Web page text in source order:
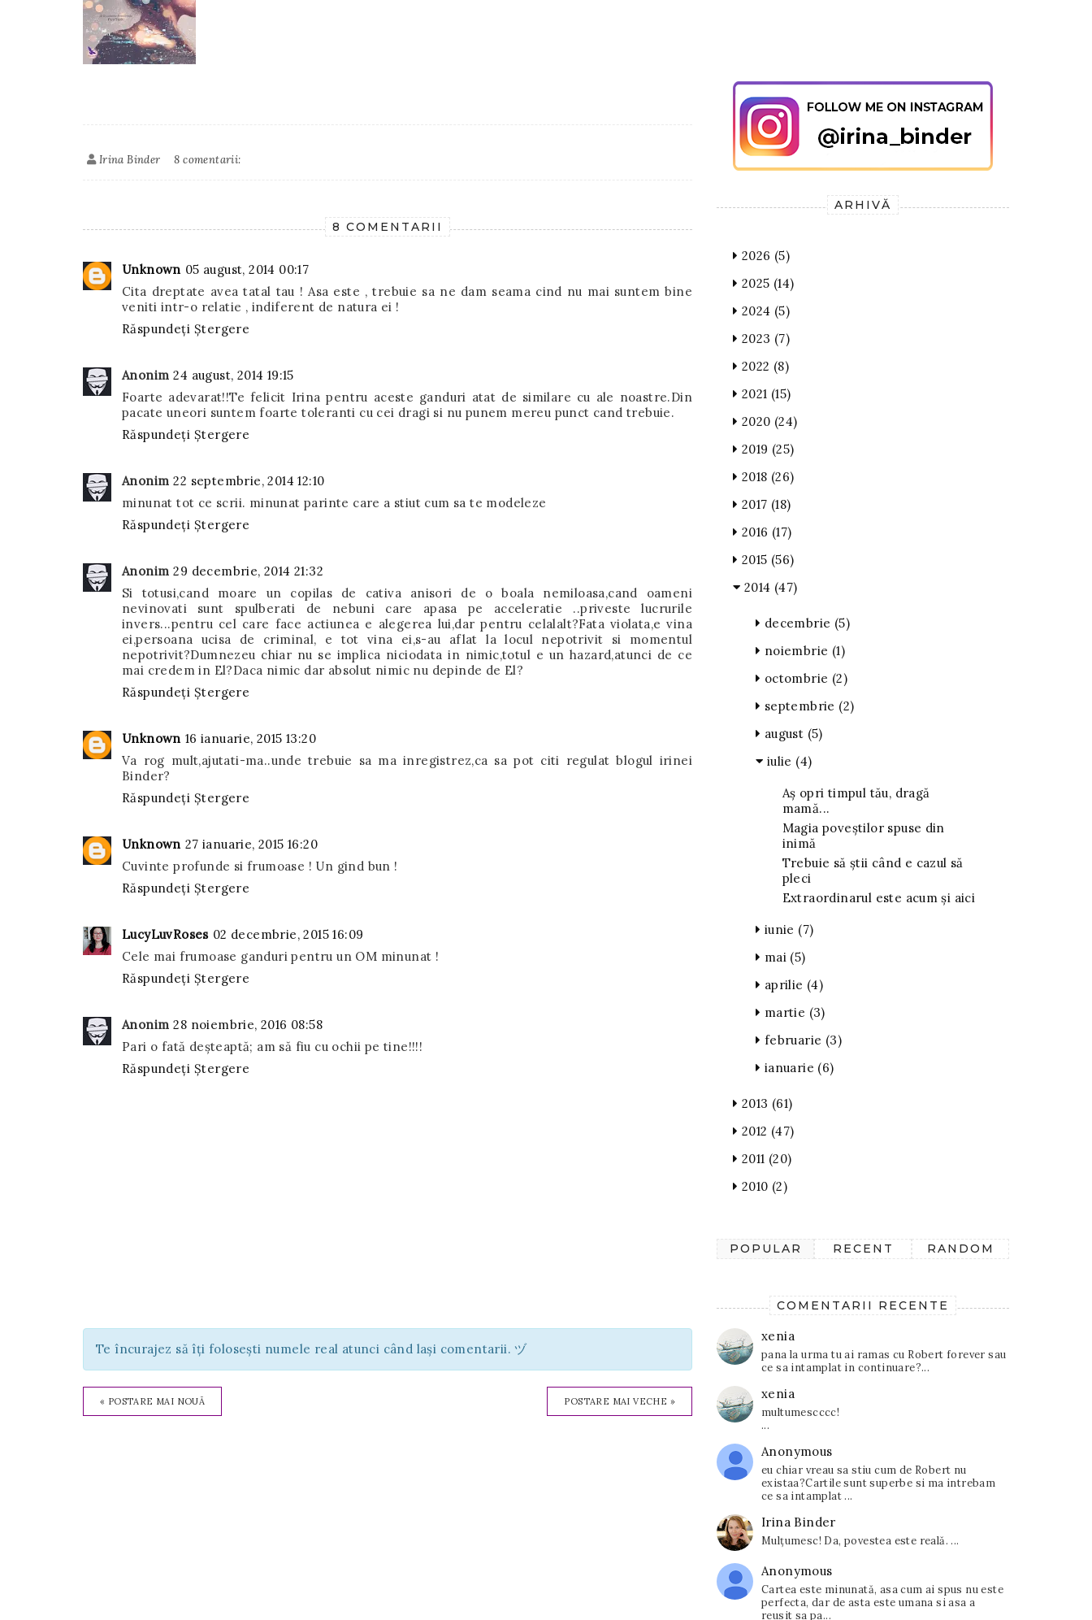
Irina Binder 8 comentarii:
8 COMENTARII
Unknown 05 august, 2014 00:17
Cita dreptate avea tatal tau ! Asa este , trebuie sa ne dam seama cind nu mai suntem bine
veniti intr-o relatie , indiferent de natura ei !
Răspundeți Ștergere
Anonim 24 august, 2014 19:15
Foarte adevarat!!Te felicit Irina pentru aceste ganduri atat de similare cu ale noastre.Din
pacate uneori suntem foarte toleranti cu cei dragi si nu punem mereu punct cand trebuie.
Răspundeți Ștergere
Anonim 22 septembrie, 2014 12:10
minunat tot ce scrii. minunat parinte care a stiut cum sa te modeleze
Răspundeți Ștergere
Anonim 29 decembrie, 2014 21:32
Si totusi,cand moare un copilas de cativa anisori de o boala nemiloasa,cand oameni
nevinovati sunt spulberati de nebuni care apasa pe acceleratie ..priveste lucrurile
invers...pentru cel care face actiunea e alegerea lui,dar pentru celalalt?Fata violata,e vina
ei,persoana ucisa de criminal, e tot vina ei,s-au aflat la locul nepotrivit si momentul
nepotrivit?Dumnezeu chiar nu se implica niciodata in nimic,totul e un hazard,atunci de ce
mai credem in El?Daca nimic dar absolut nimic nu depinde de El?
Răspundeți Ștergere
Unknown 16 ianuarie, 2015 13:20
Va rog mult,ajutati-ma..unde trebuie sa ma inregistrez,ca sa pot citi regulat blogul irinei
Binder?
Răspundeți Ștergere
Unknown 27 ianuarie, 2015 16:20
Cuvinte profunde si frumoase ! Un gind bun !
Răspundeți Ștergere
LucyLuvRoses 02 decembrie, 2015 16:09
Cele mai frumoase ganduri pentru un OM minunat !
Răspundeți Ștergere
Anonim 28 noiembrie, 2016 08:58
Pari o fată deșteaptă; am să fiu cu ochii pe tine!!!!
Răspundeți Ștergere
Te încurajez să îți folosești numele real atunci când lași comentarii. ヅ
« POSTARE MAI NOUĂ POSTARE MAI VECHE »
ARHIVĂ
2026 (5)
2025 (14)
2024 (5)
2023 (7)
2022 (8)
2021 (15)
2020 (24)
2019 (25)
2018 (26)
2017 (18)
2016 (17)
2015 (56)
2014 (47)
decembrie (5)
noiembrie (1)
octombrie (2)
septembrie (2)
august (5)
iulie (4)
Aș opri timpul tău, dragă
mamă...
Magia poveștilor spuse din
inimă
Trebuie să știi când e cazul să
pleci
Extraordinarul este acum şi aici
iunie (7)
mai (5)
aprilie (4)
martie (3)
februarie (3)
ianuarie (6)
2013 (61)
2012 (47)
2011 (20)
2010 (2)
POPULAR RECENT RANDOM
COMENTARII RECENTE
xenia
pana la urma tu ai ramas cu Robert forever sau
ce sa intamplat in continuare?...
xenia
multumescccc!
...
Anonymous
eu chiar vreau sa stiu cum de Robert nu
existaa?Cartile sunt superbe si ma intrebam
ce sa intamplat ...
Irina Binder
Mulțumesc! Da, povestea este reală. ...
Anonymous
Cartea este minunată, asa cum ai spus nu este
perfecta, dar de asta este umana si asa a
reusit sa pa...